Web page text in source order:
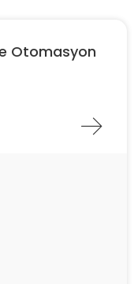
Otomasyon